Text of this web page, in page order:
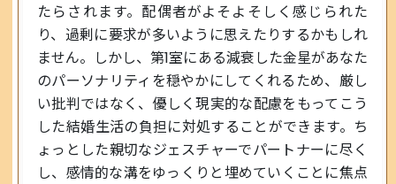
たらされます。配偶者がよそよそしく感じられた
り、過剰に要求が多いように思えたりするかもしれ
ません。しかし、第1室にある減衰した金星があなた
のパーソナリティを穏やかにしてくれるため、厳し
い批判ではなく、優しく現実的な配慮をもってこう
した結婚生活の負担に対処することができます。ち
ょっとした親切なジェスチャーでパートナーに尽く
し、感情的な溝をゆっくりと埋めていくことに焦点